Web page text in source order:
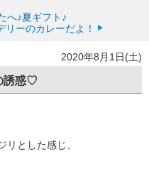
へ♪夏ギフト♪
リーのカレーだよ！
2020年8月1日(土)
誘惑♡
とした感じ、